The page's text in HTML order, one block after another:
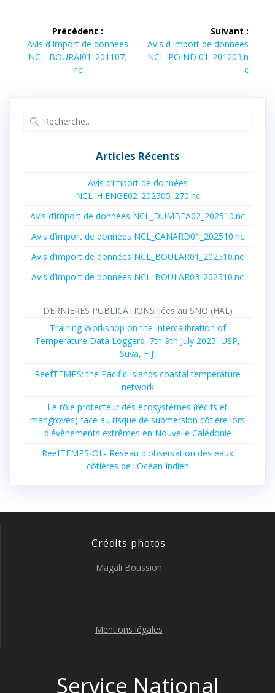
Navigation
de
l’article
Précédent :
Article
précédent :
Avis d import de donnees
NCL_BOURAI01_201107.
nc
Suivant :
Article
suivant :
Avis d import de donnees
NCL_POINDI01_201203.n
c
Articles Récents
Avis d’import de données
NCL_HIENGE02_202505_270.nc
Avis d’import de données NCL_DUMBEA02_202510.nc
Avis d’import de données NCL_CANARD01_202510.nc
Avis d’import de données NCL_BOULAR01_202510.nc
Avis d’import de données NCL_BOULAR03_202510.nc
DERNIERES PUBLICATIONS liées au SNO (HAL)
Training Workshop on the Intercalibration of
Temperature Data Loggers, 7th-9th July 2025, USP,
Suva, FIJI
ReefTEMPS: the Pacific Islands coastal temperature
network
Le rôle protecteur des écosystèmes (récifs et
mangroves) face au risque de submersion côtière lors
d'évènements extrêmes en Nouvelle Calédonie
ReefTEMPS-OI - Réseau d'observation des eaux
côtières de l'Océan Indien
Crédits photos
Magali Boussion
Mentions légales
Service National